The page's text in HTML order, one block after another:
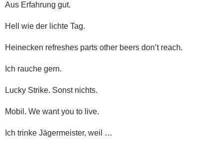
Aus Erfahrung gut.
Hell wie der lichte Tag.
Heinecken refreshes parts other beers don’t reach.
Ich rauche gern.
Lucky Strike. Sonst nichts.
Mobil. We want you to live.
Ich trinke Jägermeister, weil …